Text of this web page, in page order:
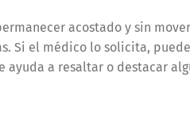
acostado y sin
Si el médico lo solicita,
a resaltar o destacar